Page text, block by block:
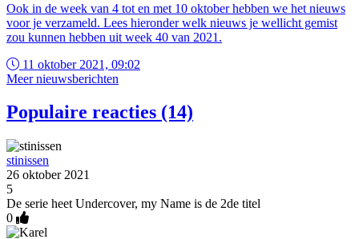
Ook in de week van 4 tot en met 10 oktober hebben we het nieuws
voor je verzameld. Lees hieronder welk nieuws je wellicht gemist
zou kunnen hebben uit week 40 van 2021.
11 oktober 2021, 09:02
Meer nieuwsberichten
Populaire reacties (14)
stinissen
26 oktober 2021
5
De serie heet Undercover, my Name is de 2de titel
0